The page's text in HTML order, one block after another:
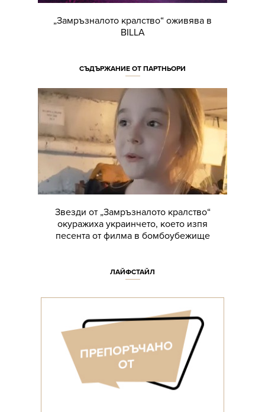
„Замръзналото кралство“ оживява в
BILLA
СЪДЪРЖАНИЕ ОТ ПАРТНЬОРИ
Звезди от „Замръзналото кралство“
окуражиха украинчето, което изпя
песента от филма в бомбоубежище
ЛАЙФСТАЙЛ